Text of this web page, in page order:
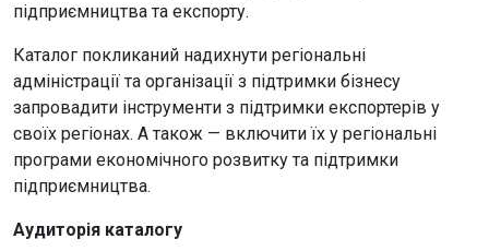
підприємництва та експорту.
Каталог покликаний надихнути регіональні
адміністрації та організації з підтримки бізнесу
запровадити інструменти з підтримки експортерів у
своїх регіонах. А також — включити їх у регіональні
програми економічного розвитку та підтримки
підприємництва.
Аудиторія каталогу